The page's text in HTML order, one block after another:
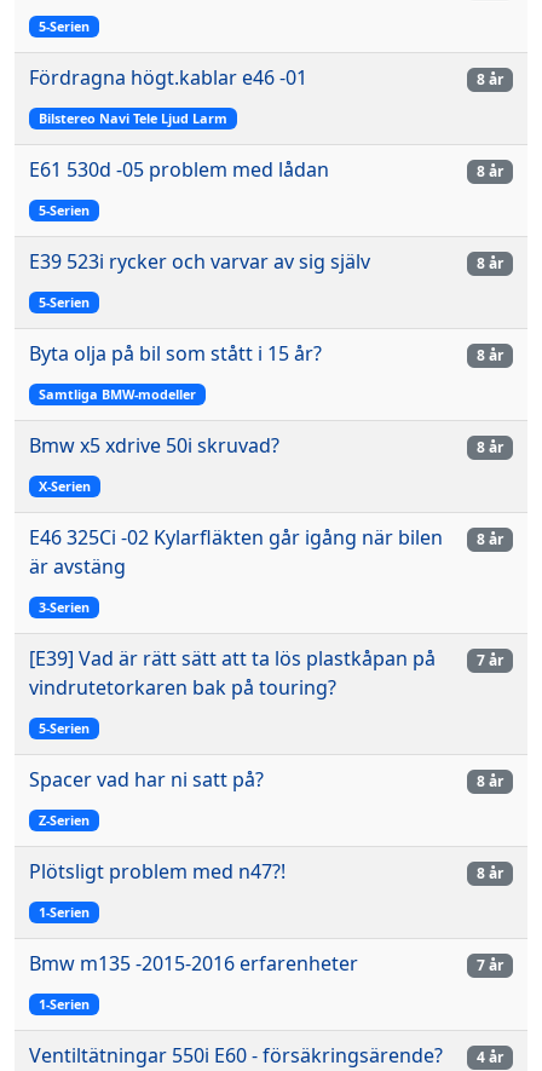
5-Serien
Fördragna högt.kablar e46 -01
Bilstereo Navi Tele Ljud Larm
8 år
E61 530d -05 problem med lådan
5-Serien
8 år
E39 523i rycker och varvar av sig själv
5-Serien
8 år
Byta olja på bil som stått i 15 år?
Samtliga BMW-modeller
8 år
Bmw x5 xdrive 50i skruvad?
X-Serien
8 år
E46 325Ci -02 Kylarfläkten går igång när bilen
är avstäng
3-Serien
8 år
[E39] Vad är rätt sätt att ta lös plastkåpan på
vindrutetorkaren bak på touring?
5-Serien
7 år
Spacer vad har ni satt på?
Z-Serien
8 år
Plötsligt problem med n47?!
1-Serien
8 år
Bmw m135 -2015-2016 erfarenheter
1-Serien
7 år
Ventiltätningar 550i E60 - försäkringsärende? 4 år